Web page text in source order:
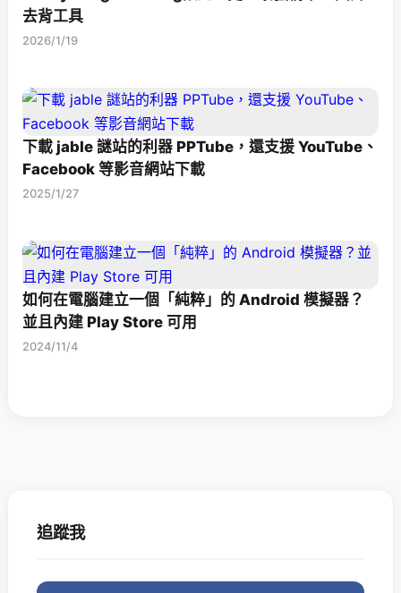
去背工具
2026/1/19
下載 jable 謎站的利器 PPTube，還支援 YouTube、
Facebook 等影音網站下載
2025/1/27
如何在電腦建立一個「純粹」的 Android 模擬器？
並且內建 Play Store 可用
2024/11/4
追蹤我